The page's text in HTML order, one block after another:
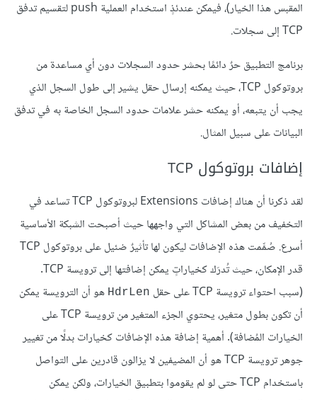
المقبس هذا الخيار)، فيمكن عندئذٍ استخدام العملية push لتقسيم تدفق
TCP إلى سجلات.
برنامج التطبيق حرٌ دائمًا بحشر حدود السجلات دون أي مساعدة من
بروتوكول TCP، حيث يمكنه إرسال حقل يشير إلى طول السجل الذي
يجب أن يتبعه، أو يمكنه حشر علامات حدود السجل الخاصة به في تدفق
البيانات على سبيل المثال.
إضافات بروتوكول TCP
لقد ذكرنا أن هناك إضافات Extensions لبروتوكول TCP تساعد في
التخفيف من بعض المشاكل التي واجهها حيث أصبحت الشبكة الأساسية
أسرع. صُمِّمت هذه الإضافات ليكون لها تأثيرٌ ضئيل على بروتوكول TCP
قدر الإمكان، حيث تُدرَك كخياراتٍ يمكن إضافتها إلى ترويسة TCP.
(سبب احتواء ترويسة TCP على حقل
HdrLen هو أن الترويسة يمكن
أن تكون بطول متغير، يحتوي الجزء المتغير من ترويسة TCP على
الخيارات المُضافة). أهمية إضافة هذه الإضافات كخيارات بدلًا من تغيير
جوهر ترويسة TCP هو أن المضيفين لا يزالون قادرين على التواصل
باستخدام TCP حتى لو لم يقوموا بتطبيق الخيارات، ولكن يمكن